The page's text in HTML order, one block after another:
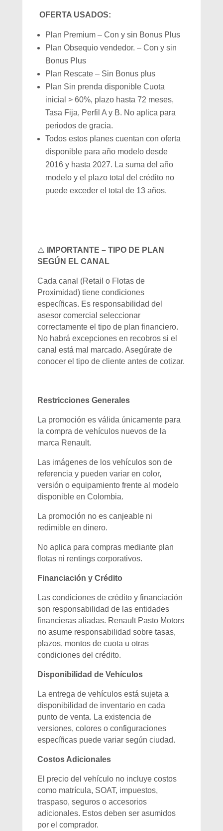
OFERTA USADOS:
Plan Premium – Con y sin Bonus Plus
Plan Obsequio vendedor. – Con y sin
Bonus Plus
Plan Rescate – Sin Bonus plus
Plan Sin prenda disponible Cuota
inicial > 60%, plazo hasta 72 meses,
Tasa Fija, Perfil A y B. No aplica para
periodos de gracia.
Todos estos planes cuentan con oferta
disponible para año modelo desde
2016 y hasta 2027. La suma del año
modelo y el plazo total del crédito no
puede exceder el total de 13 años.
⚠️
IMPORTANTE – TIPO DE PLAN
SEGÚN EL CANAL
Cada canal (Retail o Flotas de
Proximidad) tiene condiciones
específicas. Es responsabilidad del
asesor comercial seleccionar
correctamente el tipo de plan financiero.
No habrá excepciones en recobros si el
canal está mal marcado. Asegúrate de
conocer el tipo de cliente antes de cotizar.
Restricciones Generales
La promoción es válida únicamente para
la compra de vehículos nuevos de la
marca Renault.
Las imágenes de los vehículos son de
referencia y pueden variar en color,
versión o equipamiento frente al modelo
disponible en Colombia.
La promoción no es canjeable ni
redimible en dinero.
No aplica para compras mediante plan
flotas ni rentings corporativos.
Financiación y Crédito
Las condiciones de crédito y financiación
son responsabilidad de las entidades
financieras aliadas. Renault Pasto Motors
no asume responsabilidad sobre tasas,
plazos, montos de cuota u otras
condiciones del crédito.
Disponibilidad de Vehículos
La entrega de vehículos está sujeta a
disponibilidad de inventario en cada
punto de venta. La existencia de
versiones, colores o configuraciones
específicas puede variar según ciudad.
Costos Adicionales
El precio del vehículo no incluye costos
como matrícula, SOAT, impuestos,
traspaso, seguros o accesorios
adicionales. Estos deben ser asumidos
por el comprador.